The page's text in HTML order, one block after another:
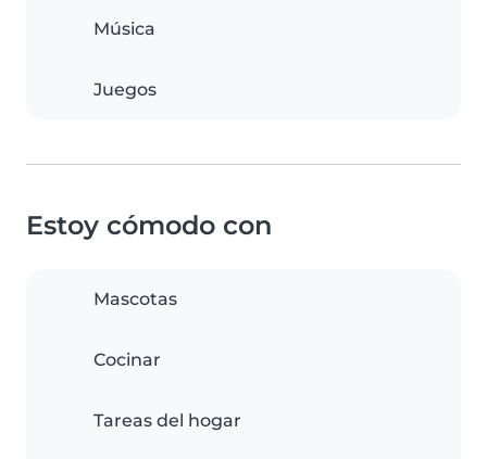
Música
Juegos
Estoy cómodo con
Mascotas
Cocinar
Tareas del hogar